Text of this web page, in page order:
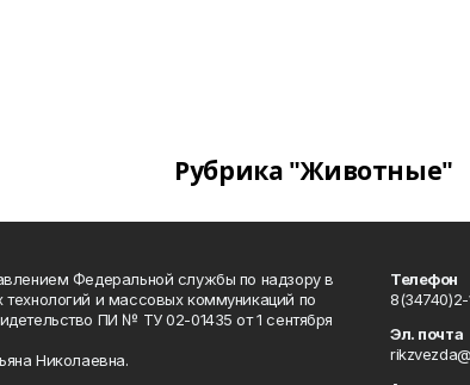
Рубрика "Животные"
Федеральной службы по надзору в
и массовых коммуникаций по
ПИ № ТУ 02-01435 от 1 сентября
Николаевна.
Телефон
8(34740)2-
Эл. почта